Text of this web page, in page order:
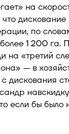
на
дискование
по
1 200
на «третий
— в
дискования
если бы было